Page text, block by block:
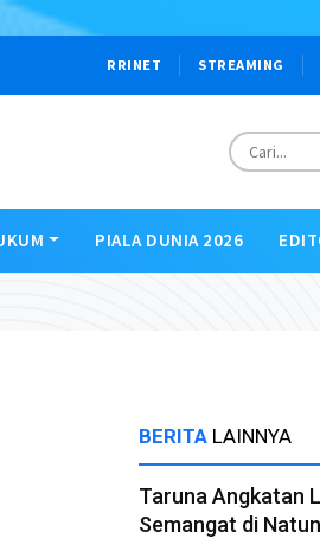
RRINET STREAMING
PIALA DUNIA 2026
BERITA LAINNYA
Taruna Angkatan
Semangat di